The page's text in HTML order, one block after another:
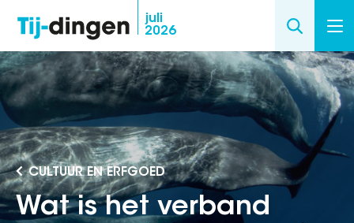
naar
de
inhoud
gaan
juli
2026
CULTUUR EN ERFGOED
Wat is het verband